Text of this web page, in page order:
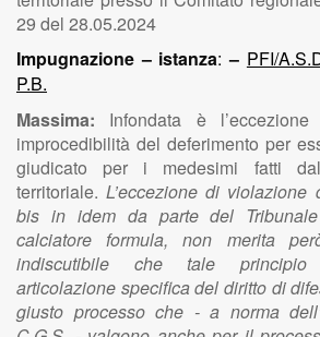
29 del 28.05.2024
Impugnazione – istanza:– PFI/
P.B.
Massima: Infondata è
improcedibilità del deferimento per
giudicato per i medesimi fatti
territoriale.L’eccezione di
bis in idem da parte del
calciatore formula, non merita
indiscutibile che tale principio
articolazione specifica del diritto di
giusto processo che - a norma